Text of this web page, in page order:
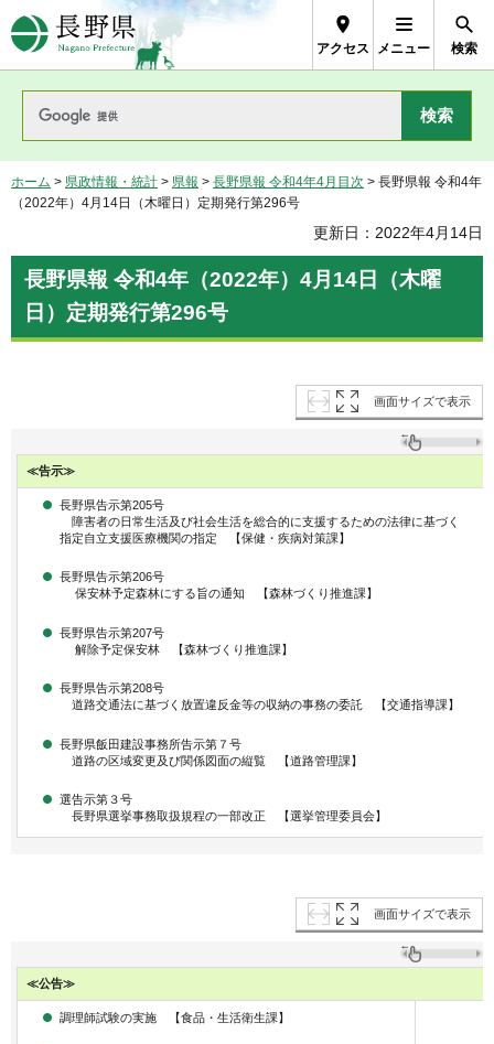
長野県Nagano Prefecture
アクセス メニュー 検索
ホーム > 県政情報・統計 > 県報 > 長野県報 令和4年4月目次 > 長野県報 令和4年
（2022年）4月14日（木曜日）定期発行第296号
更新日：2022年4月14日
長野県報 令和4年（2022年）4月14日（木曜
日）定期発行第296号
画面サイズで表示
≪告示≫
長野県告示第205号
障害者の日常生活及び社会生活を総合的に支援するための法律に基づく
指定自立支援医療機関の指定 【保健・疾病対策課】
長野県告示第206号
保安林予定森林にする旨の通知 【森林づくり推進課】
長野県告示第207号
解除予定保安林 【森林づくり推進課】
長野県告示第208号
道路交通法に基づく放置違反金等の収納の事務の委託 【交通指導課】
長野県飯田建設事務所告示第７号
道路の区域変更及び関係図面の縦覧 【道路管理課】
選告示第３号
長野県選挙事務取扱規程の一部改正 【選挙管理委員会】
画面サイズで表示
≪公告≫
調理師試験の実施 【食品・生活衛生課】